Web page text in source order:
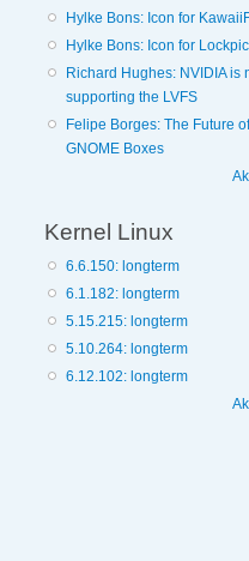
Hylke Bons: Icon for
Hylke Bons: Icon for
Richard Hughes: NVIDIA is
supporting the LVFS
Felipe Borges: The Future
GNOME Boxes
Kernel Linux
6.6.150: longterm
6.1.182: longterm
5.15.215: longterm
5.10.264: longterm
6.12.102: longterm